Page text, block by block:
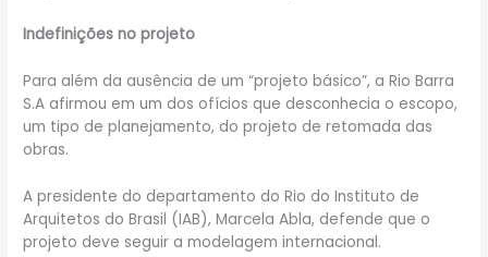
Indefinições no projeto
Para além da ausência de um “projeto básico”, a Rio Barra
S.A afirmou em um dos ofícios que desconhecia o escopo,
um tipo de planejamento, do projeto de retomada das
obras.
A presidente do departamento do Rio do Instituto de
Arquitetos do Brasil (IAB), Marcela Abla, defende que o
projeto deve seguir a modelagem internacional.